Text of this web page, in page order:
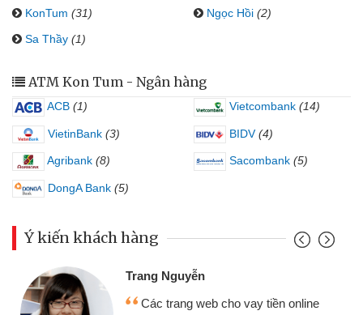
KonTum (31) Ngọc Hồi (2)
Sa Thầy (1)
ATM Kon Tum - Ngân hàng
ACB (1) Vietcombank (14)
VietinBank (3) BIDV (4)
Agribank (8) Sacombank (5)
DongA Bank (5)
Ý kiến khách hàng
Trang Nguyễn
Các trang web cho vay tiền online